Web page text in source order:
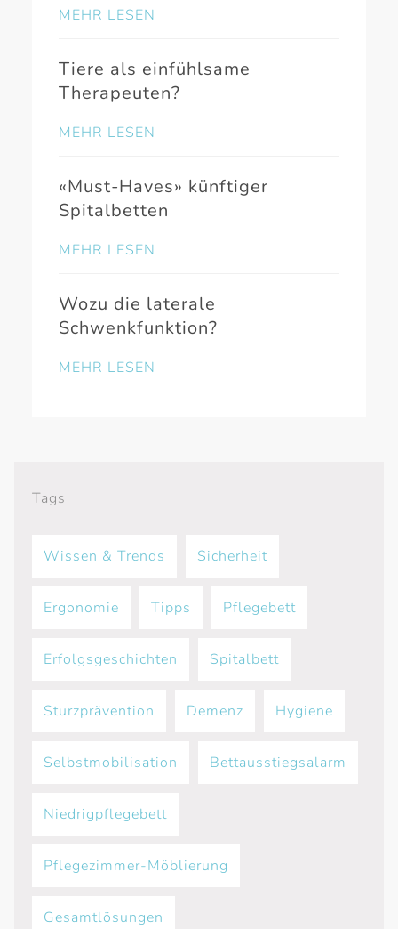
MEHR LESEN
Tiere als einfühlsame
Therapeuten?
MEHR LESEN
«Must-Haves» künftiger
Spitalbetten
MEHR LESEN
Wozu die laterale
Schwenkfunktion?
MEHR LESEN
Tags
Wissen & Trends Sicherheit
Еrgonomie Tipps Pflegebett
Erfolgsgeschichten Spitalbett
Sturzprävention Demenz Hygiene
Selbstmobilisation Bettausstiegsalarm
Niedrigpflegebett
Pflegezimmer-Möblierung
Gesamtlösungen